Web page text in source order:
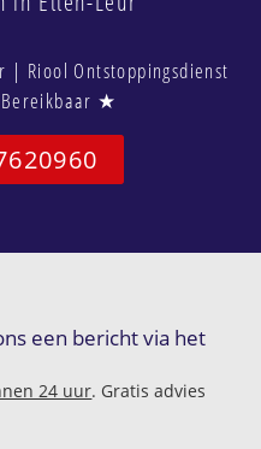
Riool Ontstoppingsdienst
★
een bericht via het
24 uur. Gratis advies